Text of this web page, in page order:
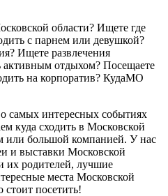
области? Ищете где
с парнем или девушкой?
Ищете развлечения
активным отдыхом? Посещаете
на корпоратив? КудаМО
интересных событиях
куда сходить в Московской
или большой компанией. У нас
и выставки Московской
их родителей, лучшие
места Московской
стоит посетить!